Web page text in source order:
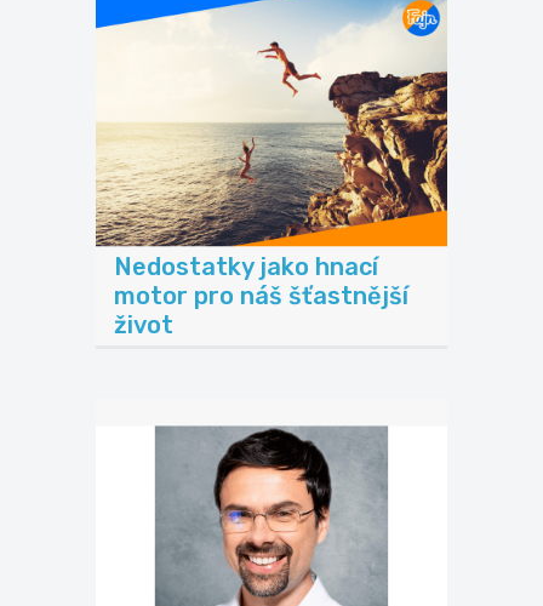
Nedostatky jako hnací
motor pro náš šťastnější
život